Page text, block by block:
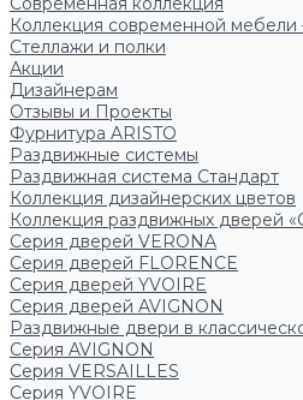
Коллекция современной мебели
Стеллажи и полки
Акции
Дизайнерам
Отзывы и Проекты
Фурнитура ARISTO
Раздвижные системы
Раздвижная система Стандарт
Коллекция дизайнерских цветов
Коллекция раздвижных дверей
Серия дверей VERONA
Серия дверей FLORENCE
Серия дверей YVOIRE
Серия дверей AVIGNON
Раздвижные двери в
Серия AVIGNON
Серия VERSAILLES
Серия YVOIRE